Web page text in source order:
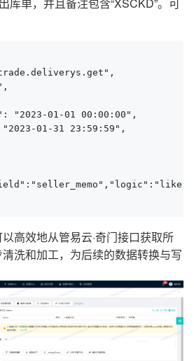
库单，并且备注包含“XSCKD”。可
"2023-01-01 00:00:00",
01-31 23:59:59",
高效地从管易云·奇门接口获取所
洗和加工，为后续的数据转换与写